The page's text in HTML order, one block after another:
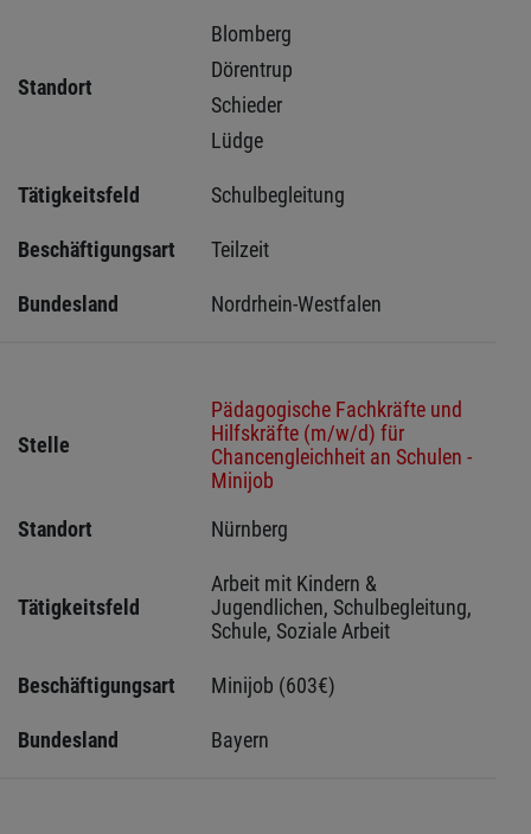
Standort
Blomberg
Dörentrup
Schieder
Lüdge
Tätigkeitsfeld Schulbegleitung
Beschäftigungsart Teilzeit
Bundesland Nordrhein-Westfalen
Stelle
Pädagogische Fachkräfte und
Hilfskräfte (m/w/d) für
Chancengleichheit an Schulen -
Minijob
Standort
Nürnberg
Tätigkeitsfeld
Arbeit mit Kindern &
Jugendlichen, Schulbegleitung,
Schule, Soziale Arbeit
Beschäftigungsart Minijob (603€)
Bundesland Bayern